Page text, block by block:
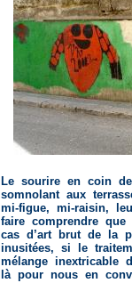
Le sourire en coin
somnolant aux
mi-figue, mi-raisin,
faire comprendre que
cas d’art brut de la
inusitées, si le
mélange inextricable
là pour nous en